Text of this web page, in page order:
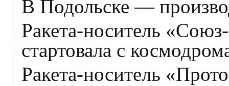
В Подольске —
Ракета-носитель
стартовала с
Ракета-носитель